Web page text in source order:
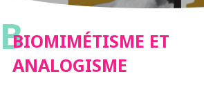
BBIOMIMÉTISME ET
ANALOGISME